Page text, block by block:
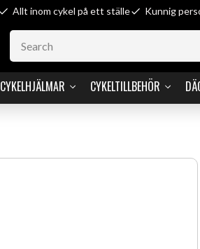
Allt inom cykel på ett ställe Kunnig
CYKELHJÄLMAR CYKELTILLBEHÖR